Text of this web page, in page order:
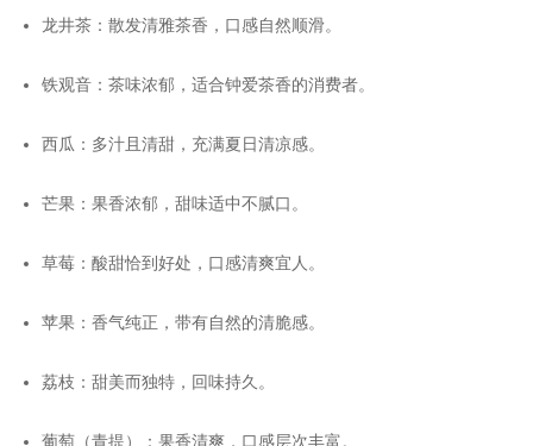
龙井茶：散发清雅茶香，口感自然顺滑。
铁观音：茶味浓郁，适合钟爱茶香的消费者。
西瓜：多汁且清甜，充满夏日清凉感。
芒果：果香浓郁，甜味适中不腻口。
草莓：酸甜恰到好处，口感清爽宜人。
苹果：香气纯正，带有自然的清脆感。
荔枝：甜美而独特，回味持久。
葡萄（青提）：果香清爽，口感层次丰富。